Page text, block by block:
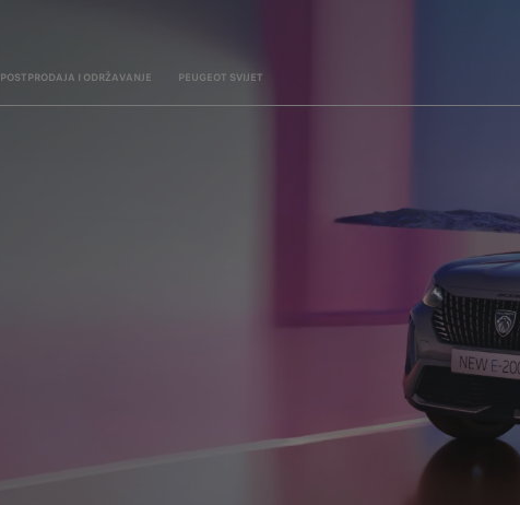
POSTPRODAJA I ODRŽAVANJE PEUGEOT SVIJET